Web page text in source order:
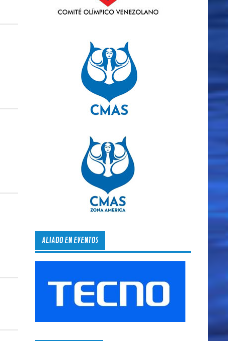
ALIADO EN EVENTOS